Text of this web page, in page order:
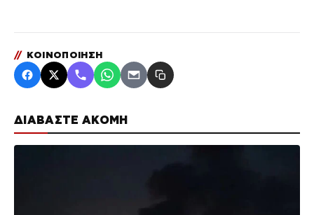
ΔΙΑΒΑΣΤΕ ΑΚΟΜΗ
// ΚΟΙΝΟΠΟΙΗΣΗ